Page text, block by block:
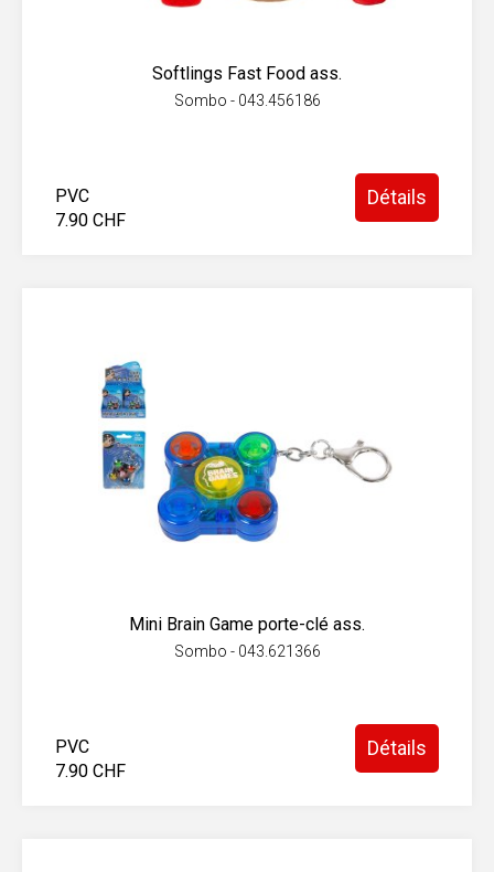
Softlings Fast Food ass.
Sombo - 043.456186
PVC
7.90 CHF
Détails
Mini Brain Game porte-clé ass.
Sombo - 043.621366
PVC
7.90 CHF
Détails